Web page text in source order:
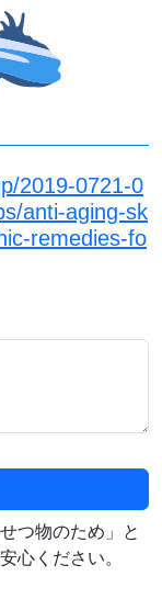
2019-0721-0
anti-aging-sk
remedies-fo
つ物のため」と
心ください。